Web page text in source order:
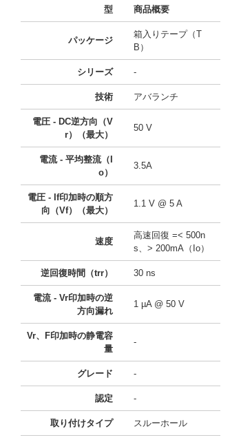
型 商品概要
パッケージ
箱入りテープ（T
B）
シリーズ -
技術 アバランチ
電圧 - DC逆方向（V
r）（最大）
50 V
電流 - 平均整流（I
o）
3.5A
電圧 - If印加時の順方
向（Vf）（最大）
1.1 V @ 5 A
速度
高速回復 =< 500n
s、> 200mA（Io）
逆回復時間（trr） 30 ns
電流 - Vr印加時の逆
方向漏れ
1 µA @ 50 V
Vr、F印加時の静電容
量
-
グレード -
認定 -
取り付けタイプ スルーホール